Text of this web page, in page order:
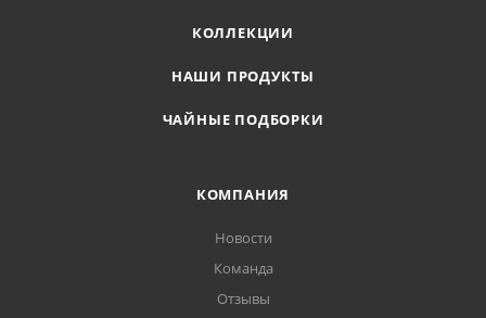
КОЛЛЕКЦИИ
НАШИ ПРОДУКТЫ
ЧАЙНЫЕ ПОДБОРКИ
КОМПАНИЯ
Новости
Команда
Отзывы